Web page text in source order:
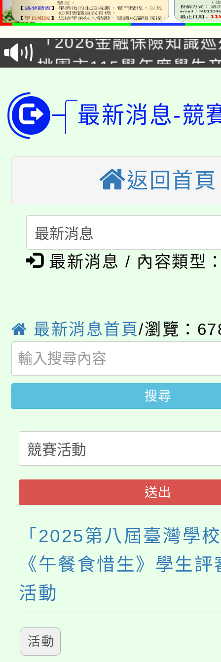
公告本校115學年度第
代理(課)教師甄選結果(
「2026金融保險知識
車」活動
桃園市115學年度學生
代理(課)教師甄選結果(
公告本校115學年度第
代理(課)教師甄選結果(
轉知中國文化大學推廣
《TA101》溝通分析基
程，歡迎學生輔導中心
心理、諮商輔導、社會
系所師生報名參加。
轉知苗栗縣政府辦理
縣市「校園短影音徵
門員」簡章及活動海報
踴躍報名參加。
桃園市115學年度學生
要點
「桃園市補助參觀特色
展演活動實施計畫」
115年度「教育部表揚
義教育推展貢獻獎」
公告本校115學年度第
生本土語及新住民語歌
公告本校115學年度第
代理(課)教師甄選結果(
公告本校115學年度第
代理(課)教師甄選結果(
轉知中國文化大學推廣
《TA101》溝通分析基
程，歡迎學生輔導中心
心理、諮商輔導、社會
系所師生報名參加。
轉知苗栗縣政府辦理
縣市「校園短影音徵選
門員」簡章及活動海報
踴躍報名參加。
桃園市115學年度學生
要點
「桃園市補助參觀特色
展演活動實施計畫」
115年度「教育部表揚
義教育推展貢獻獎」
最新消息-競
返回首頁
最新消息 / 內容類型
最新消息首頁/瀏覽：
搜尋
送出
「2025第八屆臺灣學
《午餐食惜生》學生
活動
活動